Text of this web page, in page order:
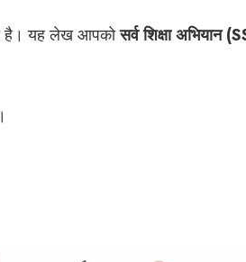
है। यह लेख आपकोसर्व शिक्षा अभियान